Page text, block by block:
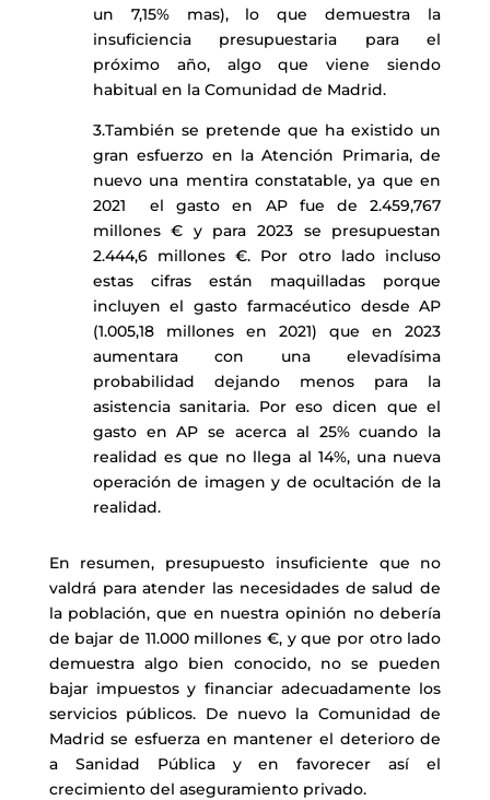
un 7,15% mas), lo que demuestra la
insuficiencia presupuestaria para el
próximo año, algo que viene siendo
habitual en la Comunidad de Madrid.
3.También se pretende que ha existido un
gran esfuerzo en la Atención Primaria, de
nuevo una mentira constatable, ya que en
2021 el gasto en AP fue de 2.459,767
millones € y para 2023 se presupuestan
2.444,6 millones €. Por otro lado incluso
estas cifras están maquilladas porque
incluyen el gasto farmacéutico desde AP
(1.005,18 millones en 2021) que en 2023
aumentara con una elevadísima
probabilidad dejando menos para la
asistencia sanitaria. Por eso dicen que el
gasto en AP se acerca al 25% cuando la
realidad es que no llega al 14%, una nueva
operación de imagen y de ocultación de la
realidad.
En resumen, presupuesto insuficiente que no
valdrá para atender las necesidades de salud de
la población, que en nuestra opinión no debería
de bajar de 11.000 millones €, y que por otro lado
demuestra algo bien conocido, no se pueden
bajar impuestos y financiar adecuadamente los
servicios públicos. De nuevo la Comunidad de
Madrid se esfuerza en mantener el deterioro de
a Sanidad Pública y en favorecer así el
crecimiento del aseguramiento privado.